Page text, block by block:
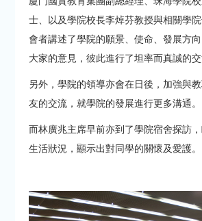
士、以及學院校長李焯芬教授與相關學
會者講述了學院的願景、使命、發展方
大家的意見，彼此進行了坦率而真誠的交
另外，學院的領導亦會在日後，加強與
友的交流，就學院的發展進行更多溝通。
而林廣兆主席早前亦到了學院宿舍探訪
生活狀況，顯示出對同學的關懷及愛護。